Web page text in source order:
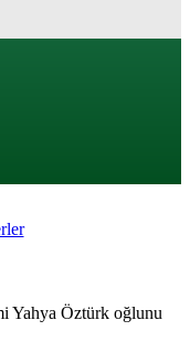
Yahya Öztürk oğlunu